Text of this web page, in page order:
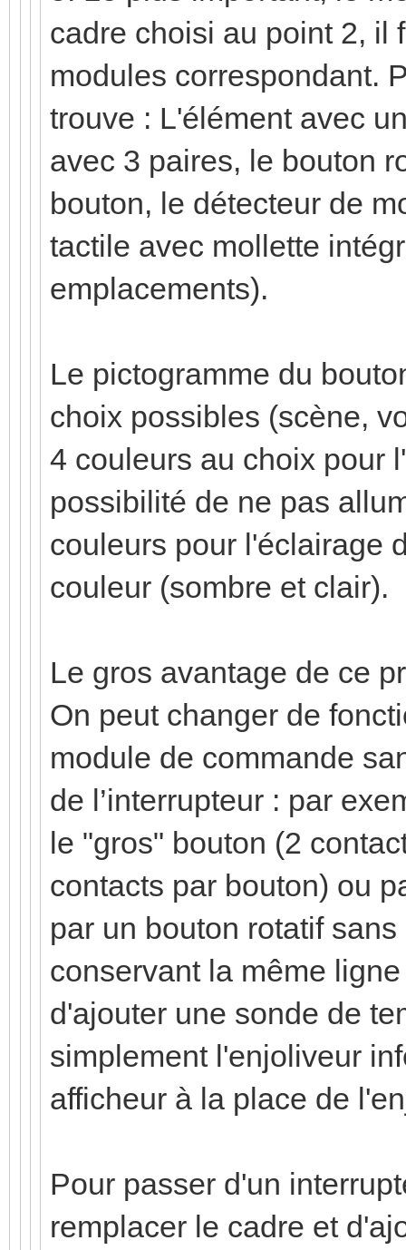
cadre choisi au point 2, il
modules correspondant.
trouve : L'élément avec
avec 3 paires, le bouton
bouton, le détecteur de
tactile avec mollette
emplacements).
Le pictogramme du
choix possibles (scène,
4 couleurs au choix pour
possibilité de ne pas
couleurs pour l'éclairage
couleur (sombre et clair).
Le gros avantage de ce
On peut changer de
module de commande
de l’interrupteur : par
le "gros" bouton (2
contacts par bouton) ou
par un bouton rotatif
conservant la même
d'ajouter une sonde de
simplement l'enjoliveur
afficheur à la place de
Pour passer d'un
remplacer le cadre et